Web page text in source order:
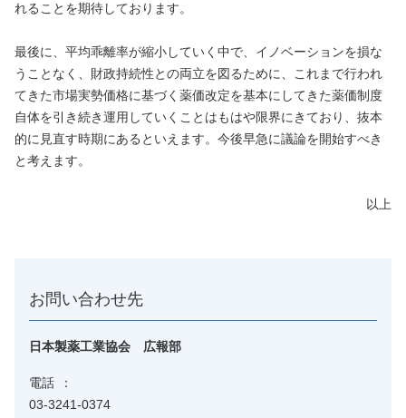
れることを期待しております。
最後に、平均乖離率が縮小していく中で、イノベーションを損な
うことなく、財政持続性との両立を図るために、これまで行われ
てきた市場実勢価格に基づく薬価改定を基本にしてきた薬価制度
自体を引き続き運用していくことはもはや限界にきており、抜本
的に見直す時期にあるといえます。今後早急に議論を開始すべき
と考えます。
以上
お問い合わせ先
日本製薬工業協会 広報部
電話
03-3241-0374